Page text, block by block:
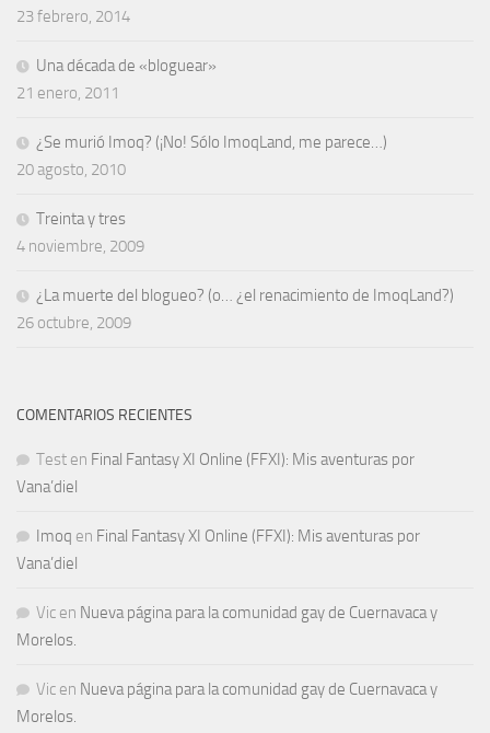
23 febrero, 2014
Una década de «bloguear»
21 enero, 2011
¿Se murió Imoq? (¡No! Sólo ImoqLand, me parece…)
20 agosto, 2010
Treinta y tres
4 noviembre, 2009
¿La muerte del blogueo? (o… ¿el renacimiento de ImoqLand?)
26 octubre, 2009
COMENTARIOS RECIENTES
Test en Final Fantasy XI Online (FFXI): Mis aventuras por
Vana’diel
Imoq en Final Fantasy XI Online (FFXI): Mis aventuras por
Vana’diel
Vic en Nueva página para la comunidad gay de Cuernavaca y
Morelos.
Vic en Nueva página para la comunidad gay de Cuernavaca y
Morelos.